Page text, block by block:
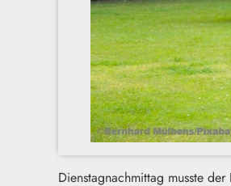
Dienstagnachmittag musste